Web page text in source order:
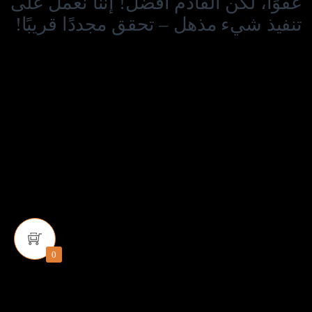
تنفيذ شيء مذهل – تحقق مجددًا قريبًا!
0